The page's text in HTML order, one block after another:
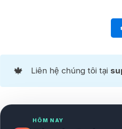
🍁 Liên hệ chúng tôi tại
HÔM NAY
Miễn phí 1 năm sử dụng gói Pro
Notion
Miễn phí 1 năm cho gói